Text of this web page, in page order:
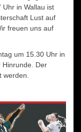
in Wallau ist
Lust auf
freuen uns auf
um 15.30 Uhr in
Hinrunde. Der